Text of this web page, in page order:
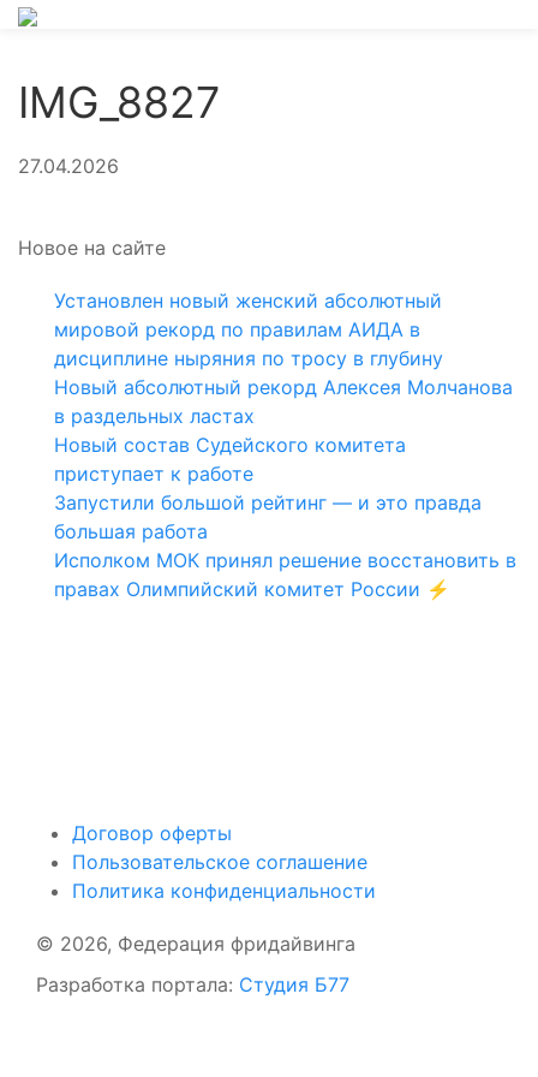
IMG_8827
27.04.2026
Новое на сайте
Установлен новый женский абсолютный
мировой рекорд по правилам АИДА в
дисциплине ныряния по тросу в глубину
Новый абсолютный рекорд Алексея Молчанова
в раздельных ластах
Новый состав Судейского комитета
приступает к работе
Запустили большой рейтинг — и это правда
большая работа
Исполком МОК принял решение восстановить в
правах Олимпийский комитет России ⚡️
Договор оферты
Пользовательское соглашение
Политика конфиденциальности
© 2026, Федерация фридайвинга
Разработка портала: Студия Б77